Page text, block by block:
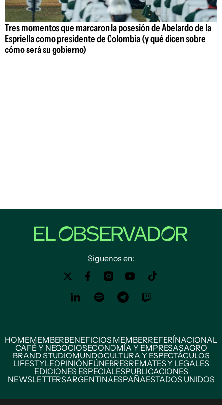
Tres momentos que marcaron la posesión de Abelardo de la
Espriella como presidente de Colombia (y qué dicen sobre
cómo será su gobierno)
Siguenos en:
HOMEMEMBERBENEFICIOS MEMBERREFERÍNACIONAL
CAFÉ Y NEGOCIOSECONOMÍA Y EMPRESASAGRO
BRAND STUDIOMUNDOCULTURA Y ESPECTÁCULOS
LIFESTYLEOPINIÓNFÚNEBRESREMATES Y LEGALES
EDICIONES ESPECIALESPUBLICACIONES
NEWSLETTERSARGENTINAESPAÑAESTADOS UNIDOS